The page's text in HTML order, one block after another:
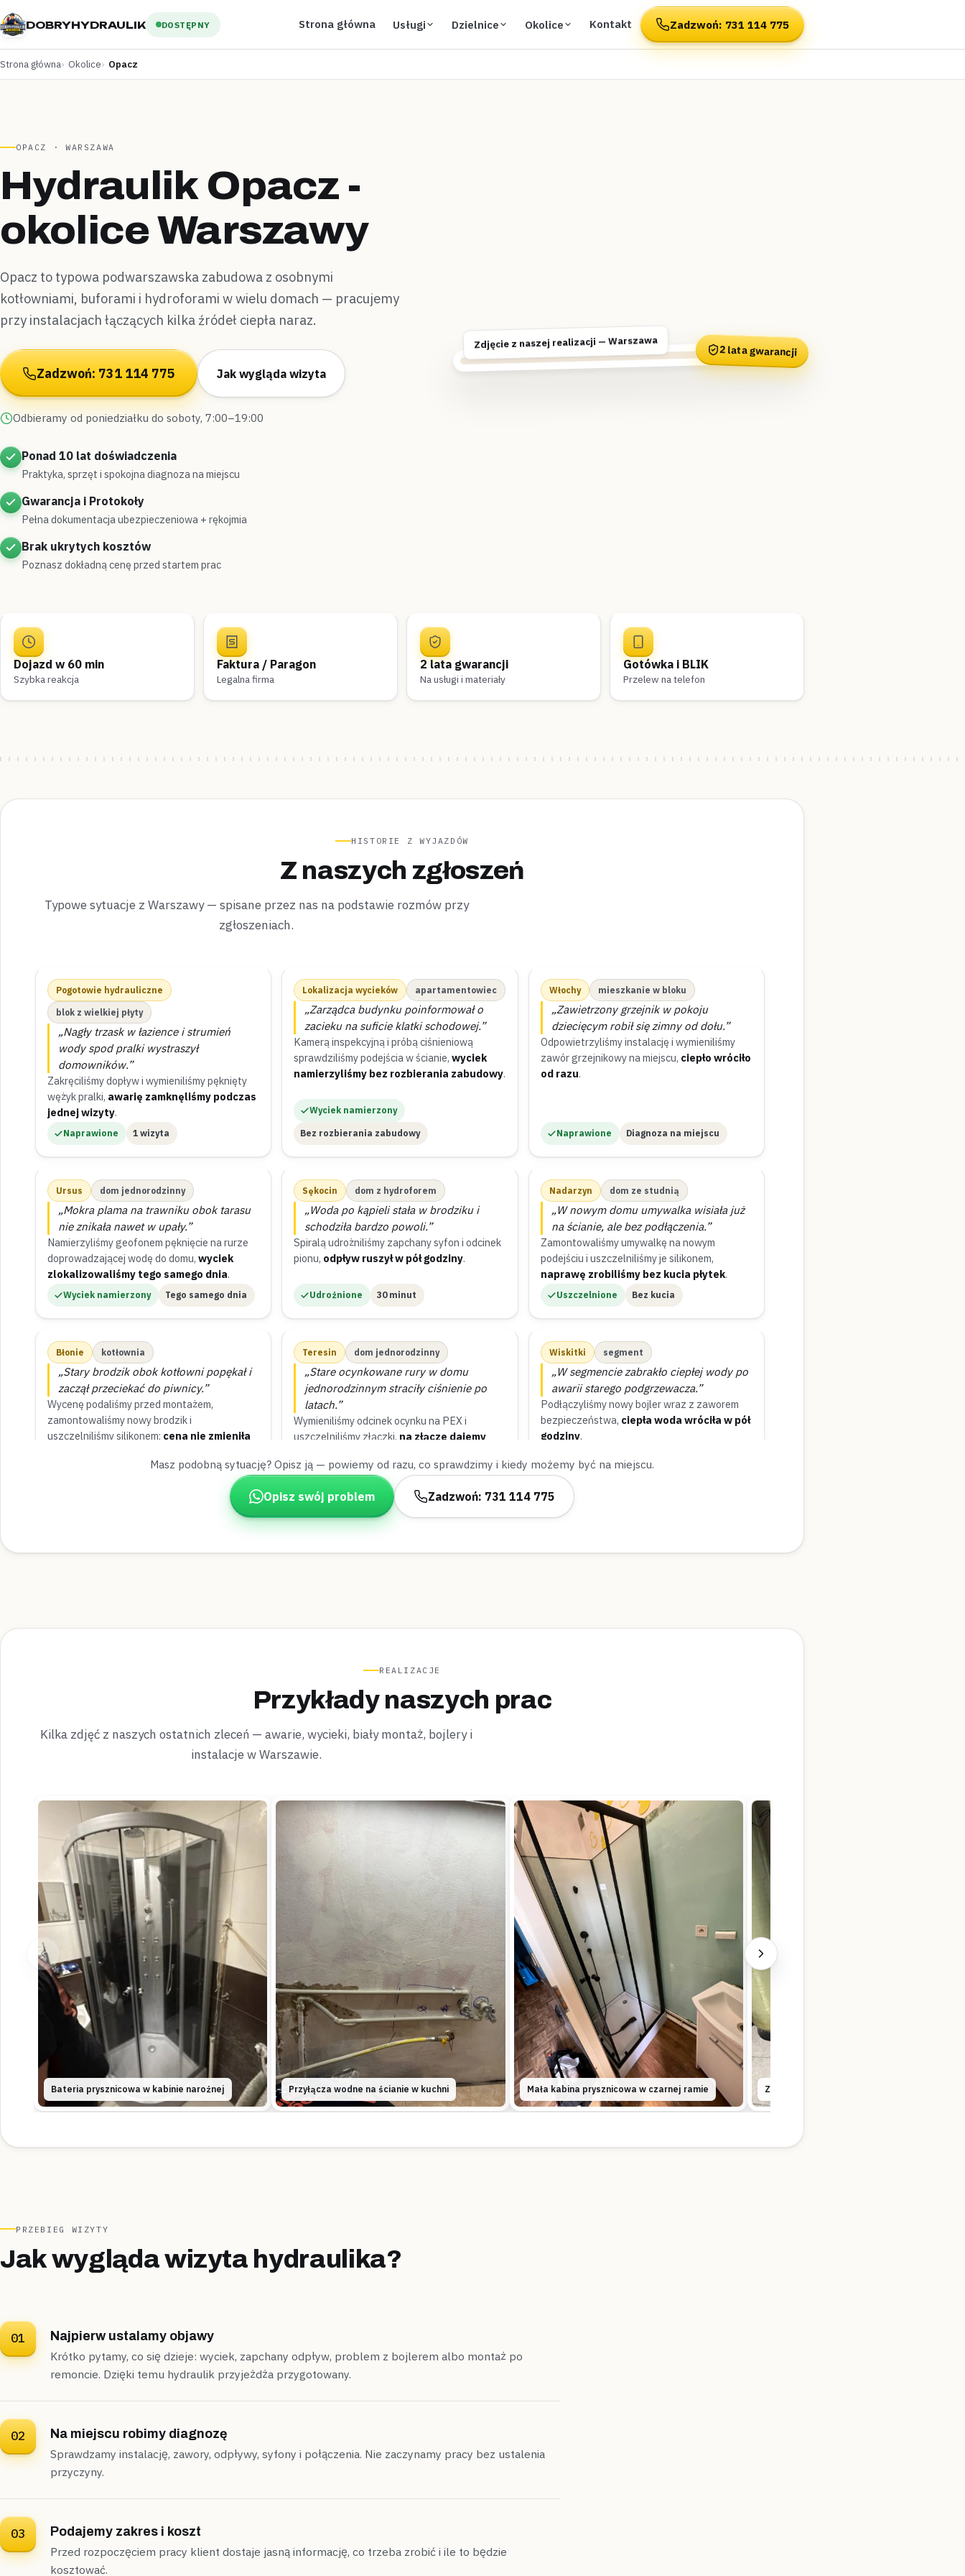
DOBRYHYDRAULIK DOSTĘPNY Strona główna Usługi Dzielnice Okolice Kontakt Zadzwoń: 731 114 775
Strona główna Okolice Opacz
OPACZ · WARSZAWA
Hydraulik Opacz -
okolice Warszawy
Opacz to typowa podwarszawska zabudowa z osobnymi
kotłowniami, buforami i hydroforami w wielu domach — pracujemy
przy instalacjach łączących kilka źródeł ciepła naraz.
Zadzwoń: 731 114 775 Jak wygląda wizyta
Odbieramy od poniedziałku do soboty, 7:00–19:00
Ponad 10 lat doświadczenia
Praktyka, sprzęt i spokojna diagnoza na miejscu
Gwarancja i Protokoły
Pełna dokumentacja ubezpieczeniowa + rękojmia
Brak ukrytych kosztów
Poznasz dokładną cenę przed startem prac
2 lata gwarancji
Zdjęcie z naszej realizacji — Warszawa
Dojazd w 60 min
Szybka reakcja
Faktura / Paragon
Legalna firma
2 lata gwarancji
Na usługi i materiały
Gotówka i BLIK
Przelew na telefon
HISTORIE Z WYJAZDÓW
Z naszych zgłoszeń
Typowe sytuacje z Warszawy — spisane przez nas na podstawie rozmów przy
zgłoszeniach.
Pogotowie hydrauliczne
blok z wielkiej płyty
„Nagły trzask w łazience i strumień
wody spod pralki wystraszył
domowników.”
Zakręciliśmy dopływ i wymieniliśmy pęknięty
wężyk pralki, awarię zamknęliśmy podczas
jednej wizyty.
Naprawione 1 wizyta
Lokalizacja wycieków apartamentowiec
„Zarządca budynku poinformował o
zacieku na suficie klatki schodowej.”
Kamerą inspekcyjną i próbą ciśnieniową
sprawdziliśmy podejścia w ścianie,wyciek
namierzyliśmy bez rozbierania zabudowy.
Wyciek namierzony
Bez rozbierania zabudowy
Włochy mieszkanie w bloku
„Zawietrzony grzejnik w pokoju
dziecięcym robił się zimny od dołu.”
Odpowietrzyliśmy instalację i wymieniliśmy
zawór grzejnikowy na miejscu, ciepło wróciło
od razu.
Naprawione Diagnoza na miejscu
Ursus dom jednorodzinny
„Mokra plama na trawniku obok tarasu
nie znikała nawet w upały.”
Namierzyliśmy geofonem pęknięcie na rurze
doprowadzającej wodę do domu, wyciek
zlokalizowaliśmy tego samego dnia.
Wyciek namierzony Tego samego dnia
Sękocin dom z hydroforem
„Woda po kąpieli stała w brodziku i
schodziła bardzo powoli.”
Spiralą udrożniliśmy zapchany syfon i odcinek
pionu, odpływ ruszył w pół godziny.
Udrożnione 30 minut
Nadarzyn dom ze studnią
„W nowym domu umywalka wisiała już
na ścianie, ale bez podłączenia.”
Zamontowaliśmy umywalkę na nowym
podejściu i uszczelniliśmy je silikonem,
naprawę zrobiliśmy bez kucia płytek.
Uszczelnione Bez kucia
Błonie kotłownia
„Stary brodzik obok kotłowni popękał i
zaczął przeciekać do piwnicy.”
Wycenę podaliśmy przed montażem,
zamontowaliśmy nowy brodzik i
uszczelniliśmy silikonem; cena nie zmieniła
Cena znana z góry
Teresin dom jednorodzinny
„Stare ocynkowane rury w domu
jednorodzinnym straciły ciśnienie po
latach.”
Wymieniliśmy odcinek ocynku na PEX i
uszczelniliśmy złączki, na złącze dajemy
Uszczelnione Gwarancja na złącze
Wiskitki segment
„W segmencie zabrakło ciepłej wody po
awarii starego podgrzewacza.”
Podłączyliśmy nowy bojler wraz z zaworem
bezpieczeństwa, ciepła woda wróciła w pół
godziny.
Podłączone W pół godziny
Masz podobną sytuację? Opisz ją — powiemy od razu, co sprawdzimy i kiedy możemy być na miejscu.
Opisz swój problem Zadzwoń: 731 114 775
REALIZACJE
Przykłady naszych prac
Kilka zdjęć z naszych ostatnich zleceń — awarie, wycieki, biały montaż, bojlery i
instalacje w Warszawie.
Bateria prysznicowa w kabinie narożnej Przyłącza wodne na ścianie w kuchni Mała kabina prysznicowa w czarnej ramie Zbiornik ciśnieniowy i filtracja wody
PRZEBIEG WIZYTY
Jak wygląda wizyta hydraulika?
01
Najpierw ustalamy objawy
Krótko pytamy, co się dzieje: wyciek, zapchany odpływ, problem z bojlerem albo montaż po
remoncie. Dzięki temu hydraulik przyjeżdża przygotowany.
02
Na miejscu robimy diagnozę
Sprawdzamy instalację, zawory, odpływy, syfony i połączenia. Nie zaczynamy pracy bez ustalenia
przyczyny.
03
Podajemy zakres i koszt
Przed rozpoczęciem pracy klient dostaje jasną informację, co trzeba zrobić i ile to będzie
kosztować.